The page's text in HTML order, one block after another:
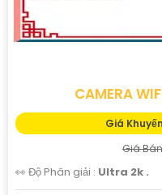
CAMERA
Giá
Giá
👀 Độ Phân giải : Ultra 2k .